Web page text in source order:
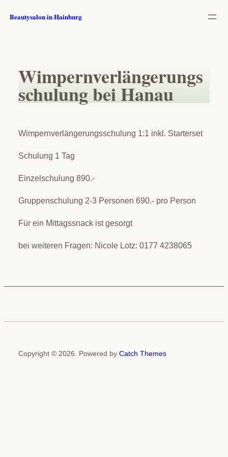
Beautysalon in Hainburg
Wimpernverlängerungs
schulung bei Hanau
Wimpernverlängerungsschulung 1:1 inkl. Starterset
Schulung 1 Tag
Einzelschulung 890.-
Gruppenschulung 2-3 Personen 690.- pro Person
Für ein Mittagssnack ist gesorgt
bei weiteren Fragen: Nicole Lotz: 0177 4238065
Copyright © 2026. Powered by Catch Themes